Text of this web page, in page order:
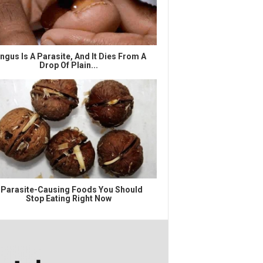
Is A Parasite, And It Dies From A
Drop Of Plain...
Causing Foods You Should
Stop Eating Right Now